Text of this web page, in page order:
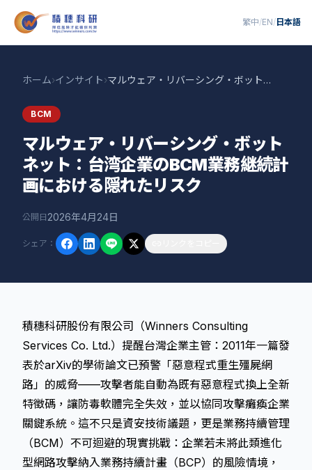
繁中/EN/ 日本語
ホーム›インサイト› マルウェア・リバーシング・ボットネット：台湾企業のBCM業務継続計画における隠れたリスク
BCM
マルウェア・リバーシング・ボット
ネット：台湾企業のBCM業務継続計
画における隠れたリスク
公開日 2026年4月24日
シェア ：
積穗科研股份有限公司（Winners Consulting
Services Co. Ltd.）提醒台灣企業主管：2011年一篇發
表於arXiv的學術論文已預警「惡意程式重生殭屍網
路」的威脅——攻擊者能自動為既有惡意程式換上全新
特徵碼，讓防毒軟體完全失效，並以協同攻擊癱瘓企業
關鍵系統。這不只是資安技術議題，更是業務持續管理
（BCM）不可迴避的現實挑戰：企業若未將此類進化
型網路攻擊納入業務持續計畫（BCP）的風險情境，